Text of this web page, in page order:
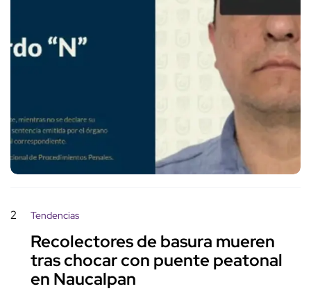
2 Tendencias
Recolectores de basura mueren
tras chocar con puente peatonal
en Naucalpan